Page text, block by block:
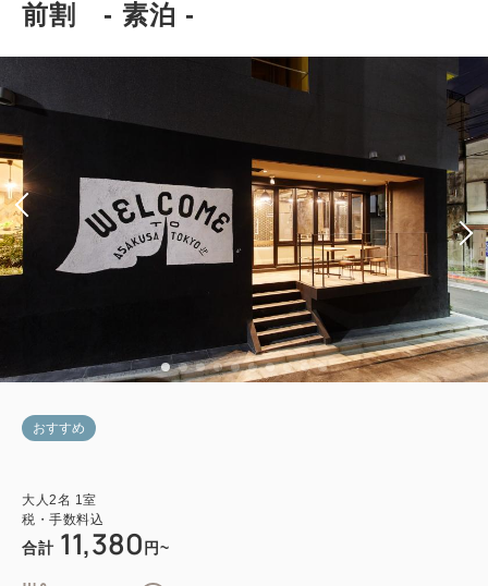
前割 - 素泊 -
おすすめ
大人 2名 1 室
税・手数料込
合計 11,380 円~